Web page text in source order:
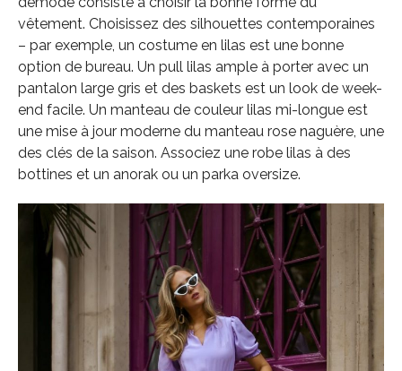
vêtement. Choisissez des silhouettes contemporaines
– par exemple, un costume en lilas est une bonne
option de bureau. Un pull lilas ample à porter avec un
pantalon large gris et des baskets est un look de week-
end facile. Un manteau de couleur lilas mi-longue est
une mise à jour moderne du manteau rose naguère, une
des clés de la saison. Associez une robe lilas à des
bottines et un anorak ou un parka oversize.